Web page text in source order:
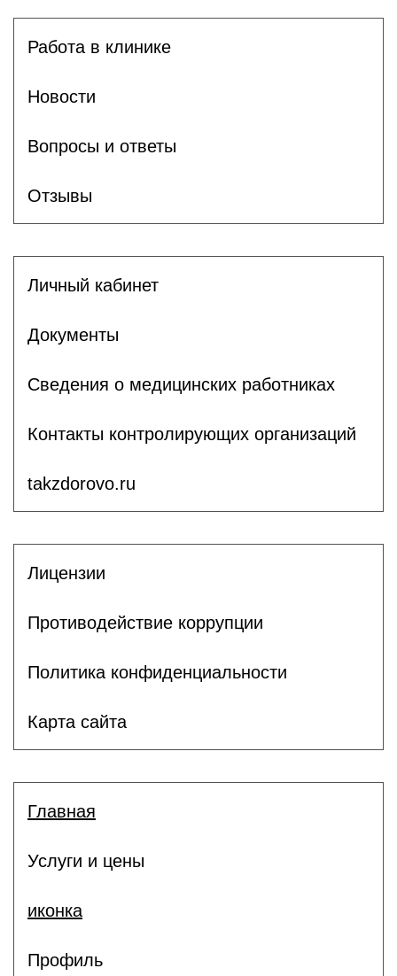
Работа в клинике
Новости
Вопросы и ответы
Отзывы
Личный кабинет
Документы
Сведения о медицинских работниках
Контакты контролирующих организаций
takzdorovo.ru
Лицензии
Противодействие коррупции
Политика конфиденциальности
Карта сайта
Главная
Услуги и цены
иконка
Профиль